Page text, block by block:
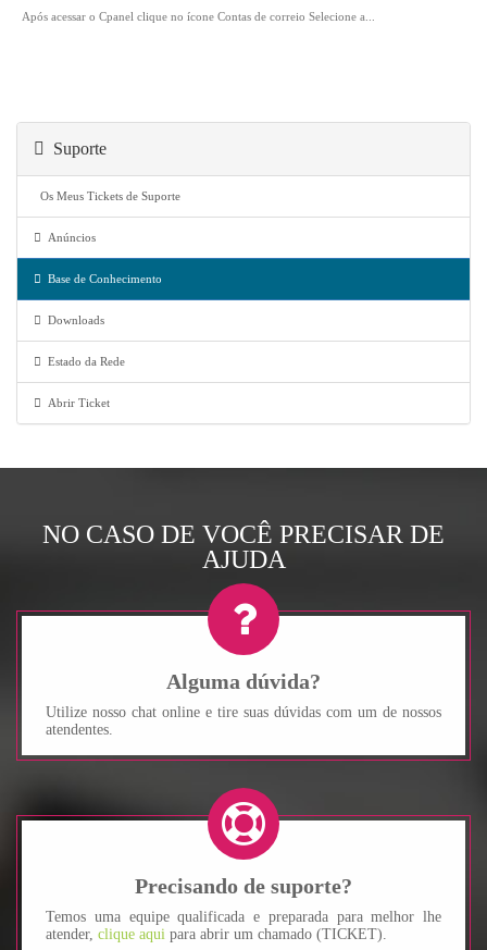
Após acessar o Cpanel clique no ícone Contas de correio Selecione a...
Suporte
Os Meus Tickets de Suporte
Anúncios
Base de Conhecimento
Downloads
Estado da Rede
Abrir Ticket
NO CASO DE VOCÊ PRECISAR DE
AJUDA
Alguma dúvida?
Utilize nosso chat online e tire suas dúvidas com um de nossos
atendentes.
Precisando de suporte?
Temos uma equipe qualificada e preparada para melhor lhe
atender, clique aqui para abrir um chamado (TICKET).